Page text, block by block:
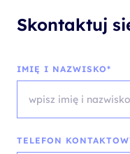
Skontaktuj
IMIĘ I NAZWISKO*
TELEFON